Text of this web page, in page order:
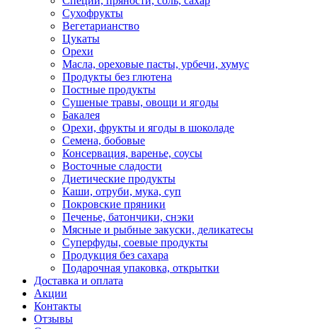
Сухофрукты
Вегетарианство
Цукаты
Орехи
Масла, ореховые пасты, урбечи, хумус
Продукты без глютена
Постные продукты
Сушеные травы, овощи и ягоды
Бакалея
Орехи, фрукты и ягоды в шоколаде
Семена, бобовые
Консервация, варенье, соусы
Восточные сладости
Диетические продукты
Каши, отруби, мука, суп
Покровские пряники
Печенье, батончики, снэки
Мясные и рыбные закуски, деликатесы
Суперфуды, соевые продукты
Продукция без сахара
Подарочная упаковка, открытки
Доставка и оплата
Акции
Контакты
Отзывы